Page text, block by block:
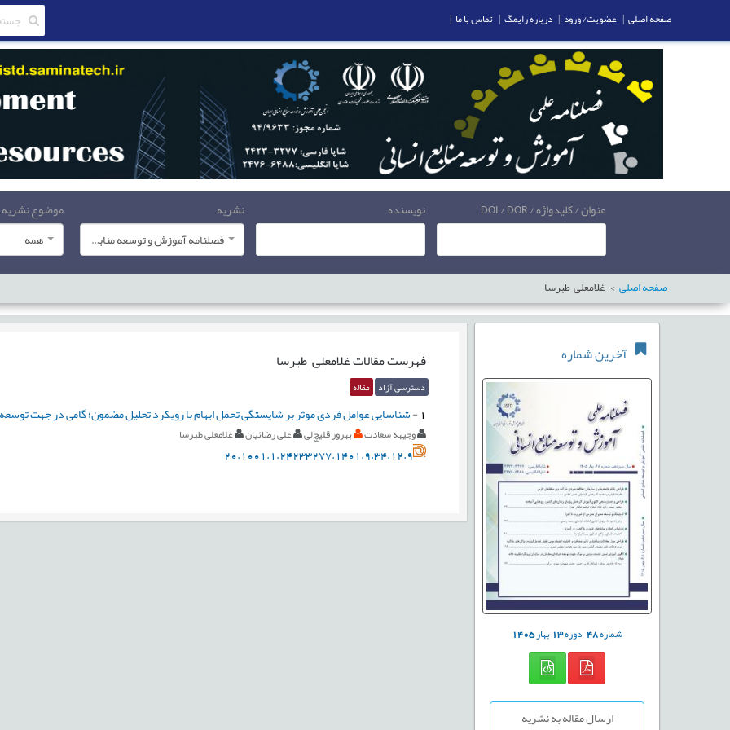
عنوان / کلیدواژه / DOI / DOR نویسنده
نشریه
فصلنامه آموزش و توسعه منابع انسانی
موضوع نشریه
همه
صفحه اصلی غلامعلی طبرسا
آخرین شماره
شماره48 دوره13بهار1405
ارسال مقاله به نشریه
فهرست مقالاتغلامعلی طبرسا
دسترسی آزاد مقاله
1
-شناسایی عوامل فردی موثر بر شایستگی تحمل ابهام با رویکرد تحلیل مضمون؛ گامی در جهت
وجیهه سعادت بهروز قلیچ‌لی علی رضائیان غلامعلی طبرسا
20.1001.1.24233277.1401.9.34.12.9
صفحه اصلی | عضویت/ ورود | درباره رایمگ | تماس با ما |